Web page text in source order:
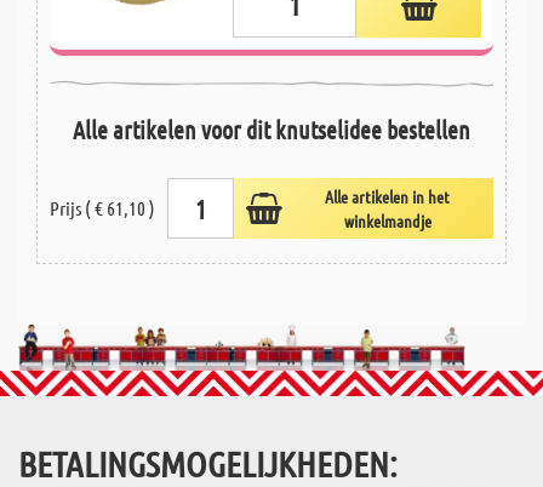
Alle artikelen voor dit knutselidee bestellen
Prijs ( € 61,10 )
Alle artikelen in het
winkelmandje
BETALINGSMOGELIJKHEDEN: